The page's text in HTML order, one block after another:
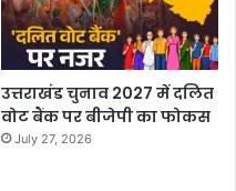
उत्तराखंड चुनाव 2027 में दलित
वोट बैंक पर बीजेपी का फोकस
July 27, 2026